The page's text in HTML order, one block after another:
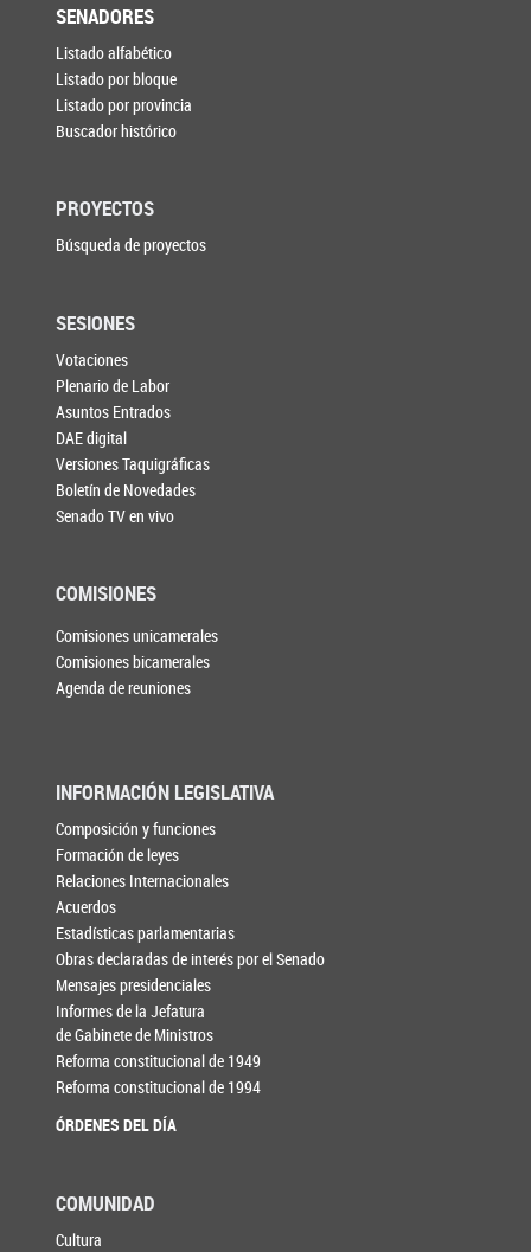
SENADORES
Listado alfabético
Listado por bloque
Listado por provincia
Buscador histórico
PROYECTOS
Búsqueda de proyectos
SESIONES
Votaciones
Plenario de Labor
Asuntos Entrados
DAE digital
Versiones Taquigráficas
Boletín de Novedades
Senado TV en vivo
COMISIONES
Comisiones unicamerales
Comisiones bicamerales
Agenda de reuniones
INFORMACIÓN LEGISLATIVA
Composición y funciones
Formación de leyes
Relaciones Internacionales
Acuerdos
Estadísticas parlamentarias
Obras declaradas de interés por el Senado
Mensajes presidenciales
Informes de la Jefatura
de Gabinete de Ministros
Reforma constitucional de 1949
Reforma constitucional de 1994
ÓRDENES DEL DÍA
COMUNIDAD
Cultura